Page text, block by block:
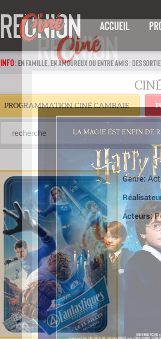
ACCUEIL
INFO :EN FAMILLE, EN AMOUREUX OU ENTRE AMIS : DES
PROGRAMMATION CINÉ CAMBAIE
Genre:
Acteurs: